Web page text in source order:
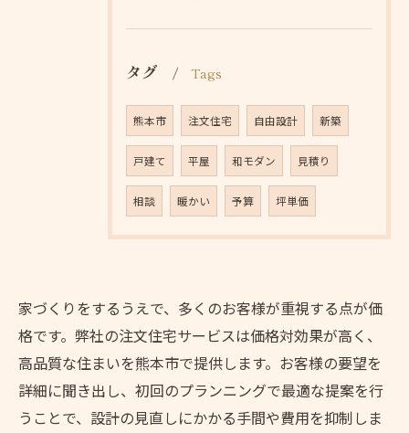
タグ Tags
熊本市 注文住宅 自由設計 新築
戸建て 平屋 和モダン 見積り
相談 暖かい 予算 坪単価
家づくりをするうえで、多くのお客様が重視する点が価
格です。弊社の注文住宅サービスは価格対効果が高く、
高品質な住まいを熊本市で提供します。お客様の要望を
詳細に聞き出し、初回のプランニングで最適な提案を行
うことで、設計の見直しにかかる手間や費用を抑制しま